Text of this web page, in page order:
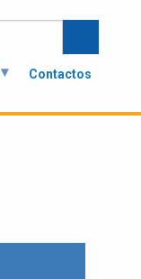
Contactos